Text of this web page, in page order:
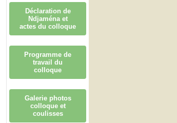
Déclaration de
Ndjaména et
actes du colloque
Programme de
travail du
colloque
Galerie photos
colloque et
coulisses